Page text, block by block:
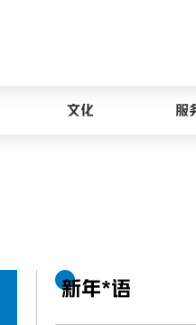
文化 服
新年*语